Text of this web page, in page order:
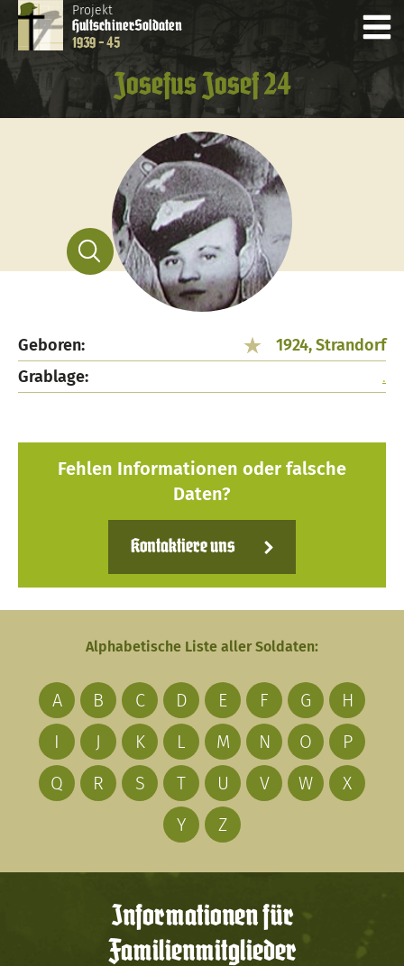
Projekt
HultschinerSoldaten
1939 - 45
Josefus Josef 24
Geboren:
1924, Strandorf
Grablage:
.
Fehlen Informationen oder falsche
Daten?
Kontaktiere uns
Alphabetische Liste aller Soldaten:
A B C D E F G
H
I
J K L M N O
P
Q
R S T U V W
X
Y
Z
Informationen für
Familienmitglieder